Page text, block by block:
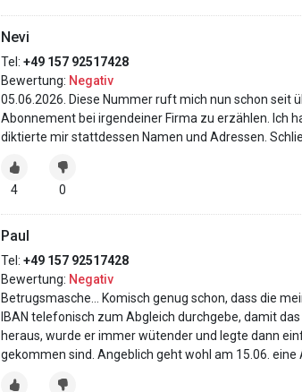
Nevi
Tel: +49 157 92517428
Bewertung: Negativ
05.06.2026. Diese Nummer ruft mich nun schon seit
Abonnement bei irgendeiner Firma zu erzählen. Ich
diktierte mir stattdessen Namen und Adressen.
4 0
Paul
Tel: +49 157 92517428
Bewertung: Negativ
Betrugsmasche… Komisch genug schon, dass die
IBAN telefonisch zum Abgleich durchgebe, damit
heraus, wurde er immer wütender und legte dann
gekommen sind. Angeblich geht wohl am 15.06.